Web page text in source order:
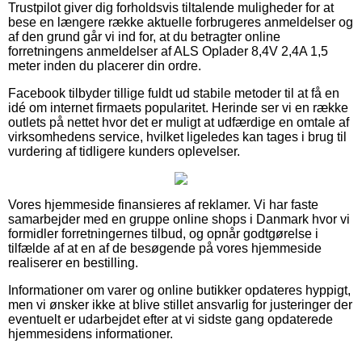
Trustpilot giver dig forholdsvis tiltalende muligheder for at
bese en længere række aktuelle forbrugeres anmeldelser og
af den grund går vi ind for, at du betragter online
forretningens anmeldelser af ALS Oplader 8,4V 2,4A 1,5
meter inden du placerer din ordre.
Facebook tilbyder tillige fuldt ud stabile metoder til at få en
idé om internet firmaets popularitet. Herinde ser vi en række
outlets på nettet hvor det er muligt at udfærdige en omtale af
virksomhedens service, hvilket ligeledes kan tages i brug til
vurdering af tidligere kunders oplevelser.
Vores hjemmeside finansieres af reklamer. Vi har faste
samarbejder med en gruppe online shops i Danmark hvor vi
formidler forretningernes tilbud, og opnår godtgørelse i
tilfælde af at en af de besøgende på vores hjemmeside
realiserer en bestilling.
Informationer om varer og online butikker opdateres hyppigt,
men vi ønsker ikke at blive stillet ansvarlig for justeringer der
eventuelt er udarbejdet efter at vi sidste gang opdaterede
hjemmesidens informationer.